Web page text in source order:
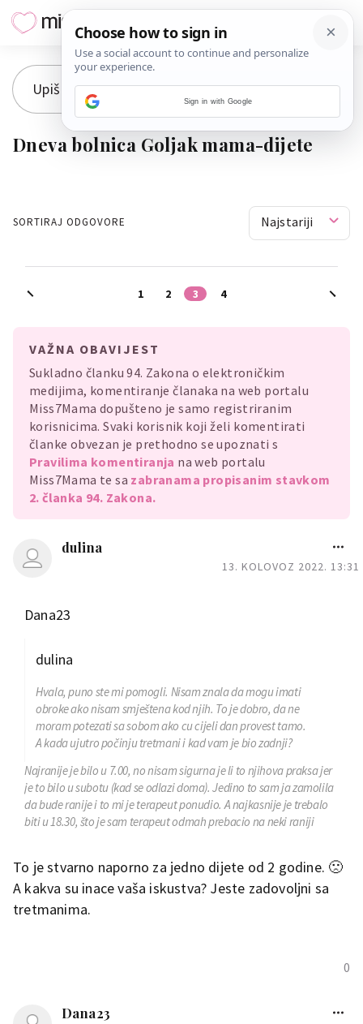
Dneva bolnica Goljak mama-dijete
SORTIRAJ ODGOVORE Najstariji
1 2 3 4
VAŽNA OBAVIJEST
Sukladno članku 94. Zakona o elektroničkim
medijima, komentiranje članaka na web portalu
Miss7Mama dopušteno je samo registriranim
korisnicima. Svaki korisnik koji želi komentirati
članke obvezan je prethodno se upoznati s
Pravilima komentiranja na web portalu
Miss7Mama te sa zabranama propisanim stavkom
2. članka 94. Zakona.
dulina
13. KOLOVOZ 2022. 13:31
Dana23
dulina
Hvala, puno ste mi pomogli. Nisam znala da mogu imati
obroke ako nisam smještena kod njih. To je dobro, da ne
moram potezati sa sobom ako cu cijeli dan provest tamo.
A kada ujutro počinju tretmani i kad vam je bio zadnji?
Najranije je bilo u 7.00, no nisam sigurna je li to njihova praksa jer
je to bilo u subotu (kad se odlazi doma). Jedino to sam ja zamolila
da bude ranije i to mi je terapeut ponudio. A najkasnije je trebalo
biti u 18.30, što je sam terapeut odmah prebacio na neki raniji
To je stvarno naporno za jedno dijete od 2 godine. 🙁
A kakva su inace vaša iskustva? Jeste zadovoljni sa
tretmanima.
0
Dana23
Sign in with Google